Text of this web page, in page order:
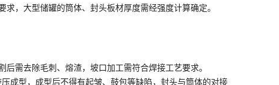
，大型储罐的筒体、封头板材厚度需经强度计算确定。
需去除毛刺、熔渣，坡口加工需符合焊接工艺要求。
成型，成型后不得有起皱、鼓包等缺陷，封头与筒体的对接